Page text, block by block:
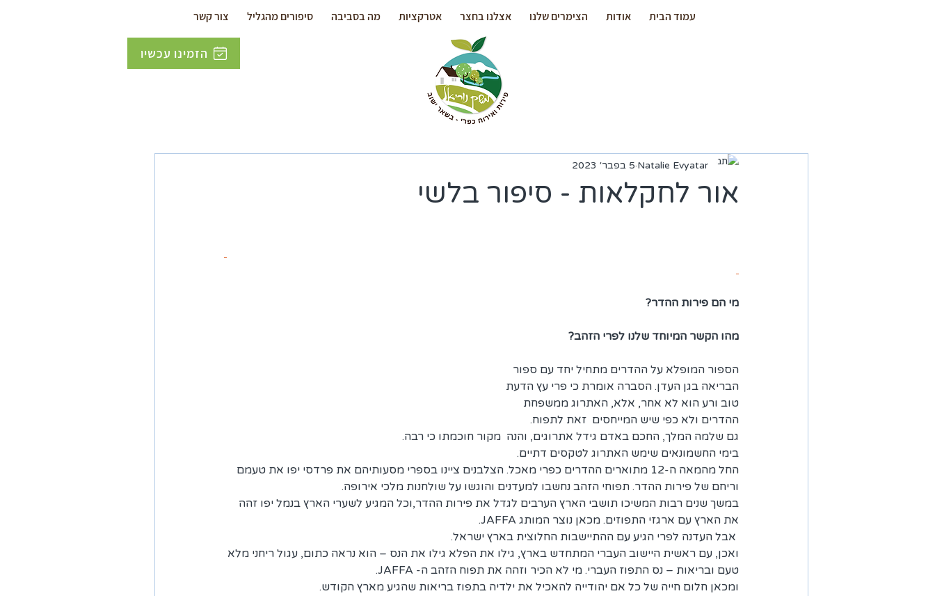
עמוד הבית אודות הצימרים שלנו אצלנו בחצר אטרקציות מה בסביבה סיפורים מהגליל צור קשר
הזמינו עכשיו
אור לחקלאות - סיפור בלשי
Natalie Evyatar 5 בפבר׳ 2023
מי הם פירות ההדר?
מהו הקשר המיוחד שלנו לפרי הזהב?
הספור המופלא על ההדרים מתחיל יחד עם ספור
הבריאה בגן העדן. הסברה אומרת כי פרי עץ הדעת
טוב ורע הוא לא אחר, אלא, האתרוג ממשפחת
ההדרים ולא כפי שיש המייחסים  זאת לתפוח.
גם שלמה המלך, החכם באדם גידל אתרוגים, והנה  מקור חוכמתו כי רבה.
בימי החשמונאים שימש האתרוג לטקסים דתיים.
החל מהמאה ה-12 מתוארים ההדרים כפרי מאכל. הצלבנים ציינו בספרי מסעותיהם את פרדסי יפו את טעמם
וריחם של פירות ההדר. תפוחי הזהב נחשבו למעדנים והוגשו על שולחנות מלכי אירופה.
במשך שנים רבות המשיכו תושבי הארץ הערבים לגדל את פירות ההדר,וכל המגיע לשערי הארץ בנמל יפו זהה
את הארץ עם ארגזי התפוזים. מכאן נוצר המותג JAFFA.
ואכן, עם ראשית היישוב העברי המתחדש בארץ, גילו את הפלא גילו את הנס – הוא נראה כתום, עגול ריחני מלא
טעם ובריאות – נס התפוז העברי. מי לא הכיר וזהה את תפוח הזהב ה- JAFFA.
ומכאן חלום חייה של כל אם יהודייה להאכיל את ילדיה בתפוז בריאות שהגיע מארץ הקודש.